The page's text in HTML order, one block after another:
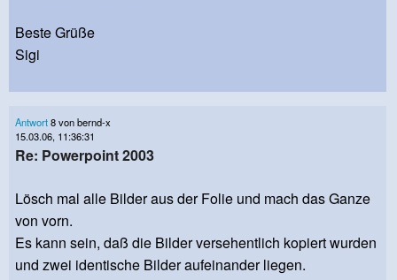
Beste Grüße
Sigi
Antwort8 von bernd-x
15.03.06, 11:36:31
Re: Powerpoint 2003
Lösch mal alle Bilder aus der Folie und mach das Ganze
von vorn.
Es kann sein, daß die Bilder versehentlich kopiert wurden
und zwei identische Bilder aufeinander liegen.